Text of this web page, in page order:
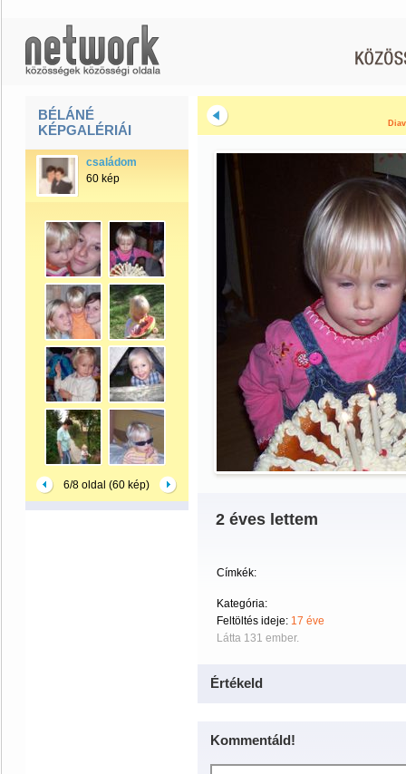
BÉLÁNÉ
KÉPGALÉRIÁI
családom
60 kép
6/8 oldal (60 kép)
2 éves lettem
Címkék:
Kategória:
Feltöltés ideje: 17 éve
Látta 131 ember.
Értékeld
Kommentáld!